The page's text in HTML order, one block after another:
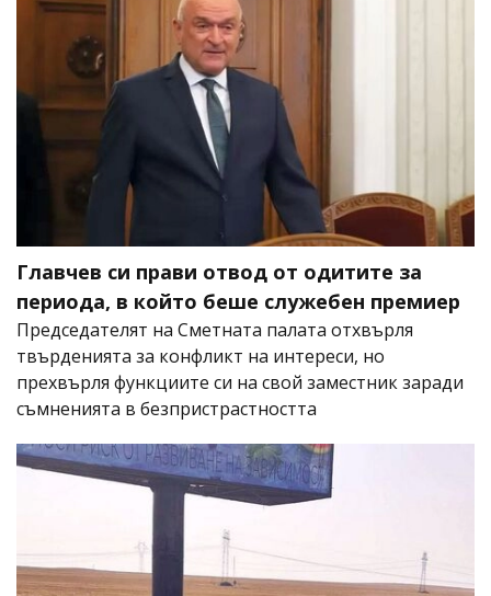
Главчев си прави отвод от одитите за
периода, в който беше служебен премиер
Председателят на Сметната палата отхвърля
твърденията за конфликт на интереси, но
прехвърля функциите си на свой заместник заради
съмненията в безпристрастността